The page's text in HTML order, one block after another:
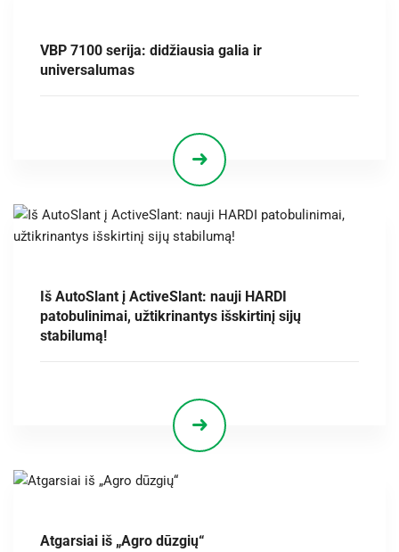
VBP 7100 serija: didžiausia galia ir
universalumas
Iš AutoSlant į ActiveSlant: nauji HARDI
patobulinimai, užtikrinantys išskirtinį sijų
stabilumą!
Atgarsiai iš „Agro dūzgių“